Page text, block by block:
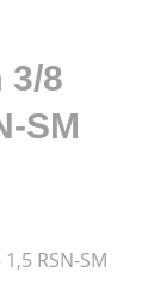
3/8
SM